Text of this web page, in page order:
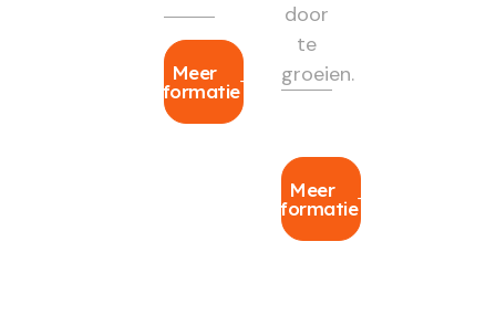
Meer
informatie
door
te
groeien.
Meer
informatie